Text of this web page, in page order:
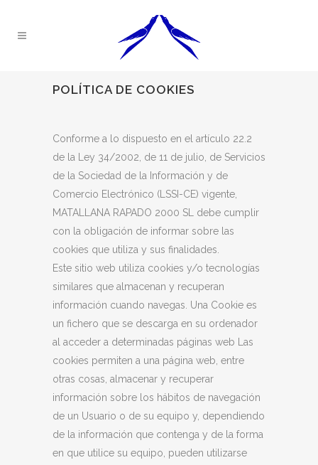
POLÍTICA DE COOKIES
Conforme a lo dispuesto en el artículo 22.2
de la Ley 34/2002, de 11 de julio, de Servicios
de la Sociedad de la Información y de
Comercio Electrónico (LSSI-CE) vigente,
MATALLANA RAPADO 2000 SL debe cumplir
con la obligación de informar sobre las
cookies que utiliza y sus finalidades.
Este sitio web utiliza cookies y/o tecnologías
similares que almacenan y recuperan
información cuando navegas. Una Cookie es
un fichero que se descarga en su ordenador
al acceder a determinadas páginas web Las
cookies permiten a una página web, entre
otras cosas, almacenar y recuperar
información sobre los hábitos de navegación
de un Usuario o de su equipo y, dependiendo
de la información que contenga y de la forma
en que utilice su equipo, pueden utilizarse